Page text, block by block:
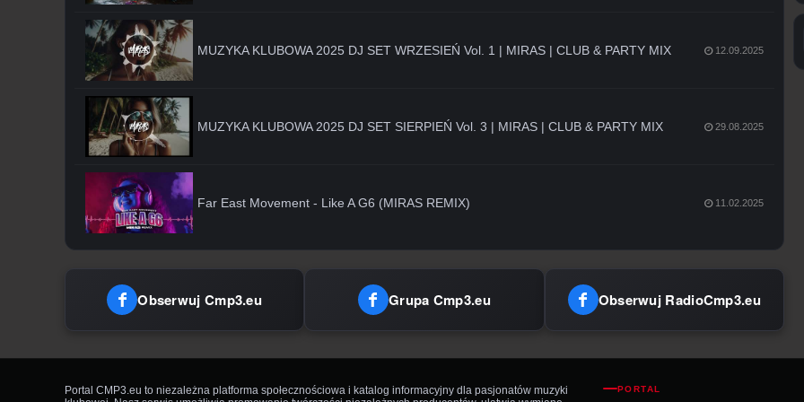
MUZYKA KLUBOWA 2025 DJ SET WRZESIEŃ Vol. 1 | MIRAS | CLUB & PARTY MIX 12.09.2025
MUZYKA KLUBOWA 2025 DJ SET SIERPIEŃ Vol. 3 | MIRAS | CLUB & PARTY MIX 29.08.2025
Far East Movement - Like A G6 (MIRAS REMIX) 11.02.2025
Obserwuj Cmp3.eu Grupa Cmp3.eu Obserwuj RadioCmp3.eu
Portal CMP3.eu to niezależna platforma społecznościowa i katalog informacyjny dla pasjonatów muzyki
PORTAL